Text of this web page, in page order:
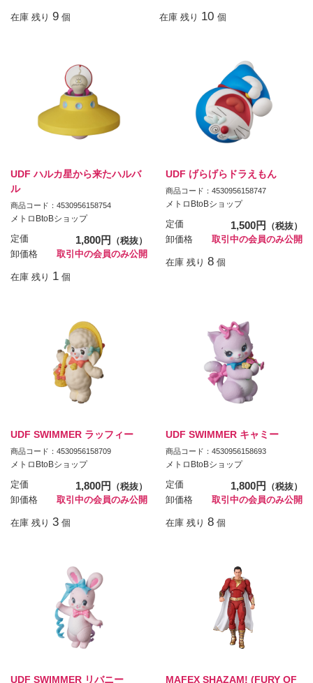
在庫 残り 9 個 在庫 残り 10 個
UDF ハルカ星から来たハルバ
ル
商品コード：4530956158754
メトロBtoBショップ
定価 1,800円
（税抜）
卸価格
取引中の会員のみ公開
在庫 残り 1 個
UDF げらげらドラえもん
商品コード：4530956158747
メトロBtoBショップ
定価 1,500円
（税抜）
卸価格
取引中の会員のみ公開
在庫 残り 8 個
UDF SWIMMER ラッフィー
商品コード：4530956158709
メトロBtoBショップ
定価 1,800円
（税抜）
卸価格
取引中の会員のみ公開
在庫 残り 3 個
UDF SWIMMER キャミー
商品コード：4530956158693
メトロBtoBショップ
定価 1,800円
（税抜）
卸価格
取引中の会員のみ公開
在庫 残り 8 個
UDF SWIMMER リバニー MAFEX SHAZAM! (FURY OF